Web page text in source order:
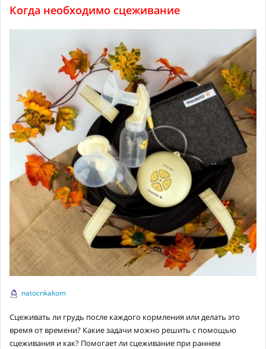
Когда необходимо сцеживание
natocnkakom
Сцеживать ли грудь после каждого кормления или делать это
время от времени? Какие задачи можно решить с помощью
сцеживания и как? Помогает ли сцеживание при раннем